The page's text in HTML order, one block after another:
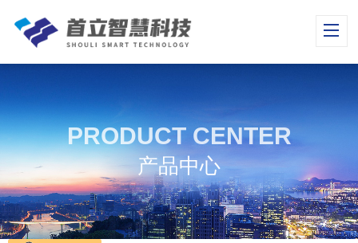
PRODUCT CENTER
产品中心